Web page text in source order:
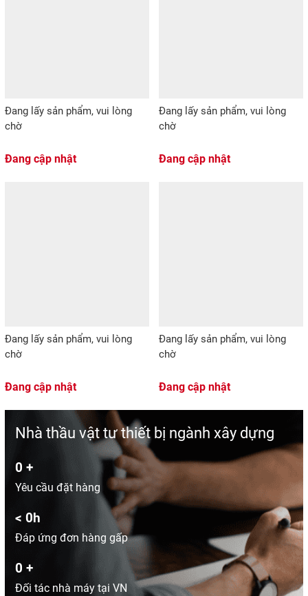
Đang lấy sản phẩm, vui lòng
chờ
Đang cập nhật
Đang lấy sản phẩm, vui lòng
chờ
Đang cập nhật
Đang lấy sản phẩm, vui lòng
chờ
Đang cập nhật
Đang lấy sản phẩm, vui lòng
chờ
Đang cập nhật
Nhà thầu vật tư thiết bị ngành xây dựng
0 +
Yêu cầu đặt hàng
< 0h
Đáp ứng đơn hàng gấp
0 +
Đối tác nhà máy tại VN